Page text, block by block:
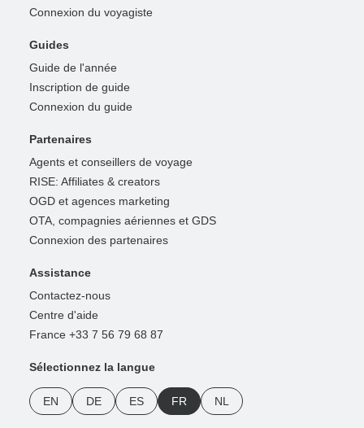
Connexion du voyagiste
Guides
Guide de l'année
Inscription de guide
Connexion du guide
Partenaires
Agents et conseillers de voyage
RISE: Affiliates & creators
OGD et agences marketing
OTA, compagnies aériennes et GDS
Connexion des partenaires
Assistance
Contactez-nous
Centre d'aide
France +33 7 56 79 68 87
Sélectionnez la langue
EN DE ES FR NL